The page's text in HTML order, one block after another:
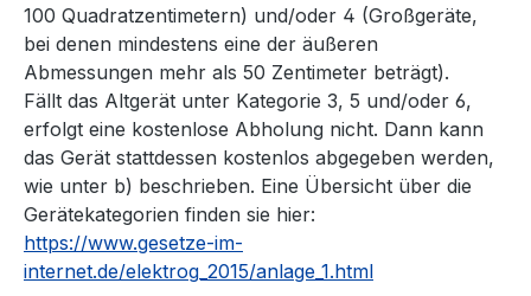
100 Quadratzentimetern) und/oder 4 (Großgeräte,
bei denen mindestens eine der äußeren
Abmessungen mehr als 50 Zentimeter beträgt).
Fällt das Altgerät unter Kategorie 3, 5 und/oder 6,
erfolgt eine kostenlose Abholung nicht. Dann kann
das Gerät stattdessen kostenlos abgegeben werden,
wie unter b) beschrieben. Eine Übersicht über die
Gerätekategorien finden sie hier:
https://www.gesetze-im-
internet.de/elektrog_2015/anlage_1.html